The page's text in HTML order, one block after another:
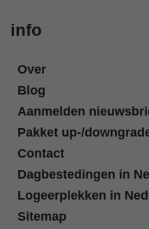
info
Over
Blog
Aanmelden
Pakket up-/
Contact
Dagbestedingen in
Logeerplekken in
Sitemap